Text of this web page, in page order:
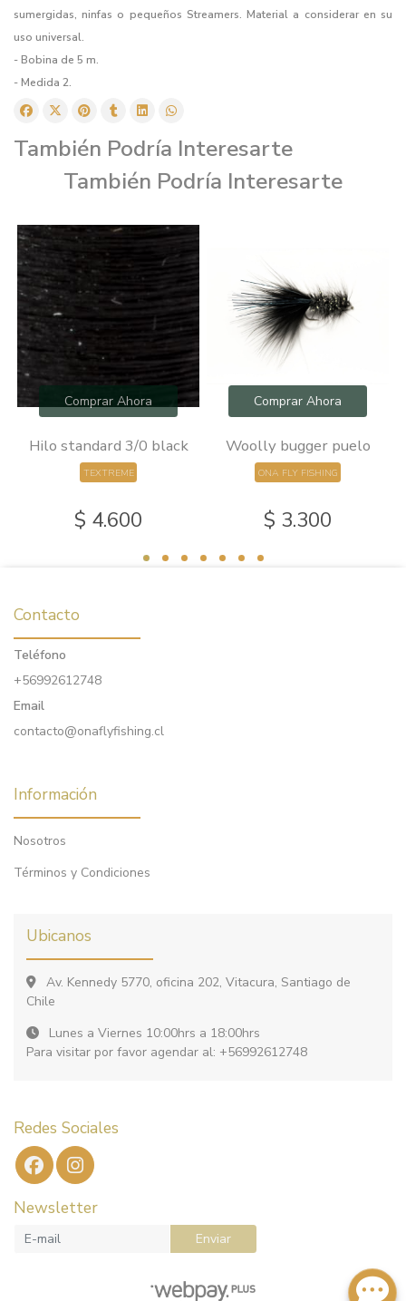
sumergidas, ninfas o pequeños Streamers. Material a considerar en su
uso universal.
- Bobina de 5 m.
- Medida 2.
También Podría Interesarte
También Podría Interesarte
Comprar Ahora
Hilo standard 3/0 black
TEXTREME
$ 4.600
Comprar Ahora
Woolly bugger puelo
ONA FLY FISHING
$ 3.300
Contacto
Teléfono
+56992612748
Email
contacto@onaflyfishing.cl
Información
Nosotros
Términos y Condiciones
Ubicanos
Av. Kennedy 5770, oficina 202, Vitacura, Santiago de
Chile
Lunes a Viernes 10:00hrs a 18:00hrs
Para visitar por favor agendar al: +56992612748
Redes Sociales
Newsletter
Enviar